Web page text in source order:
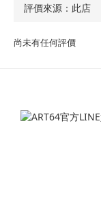
尚未有任何評價